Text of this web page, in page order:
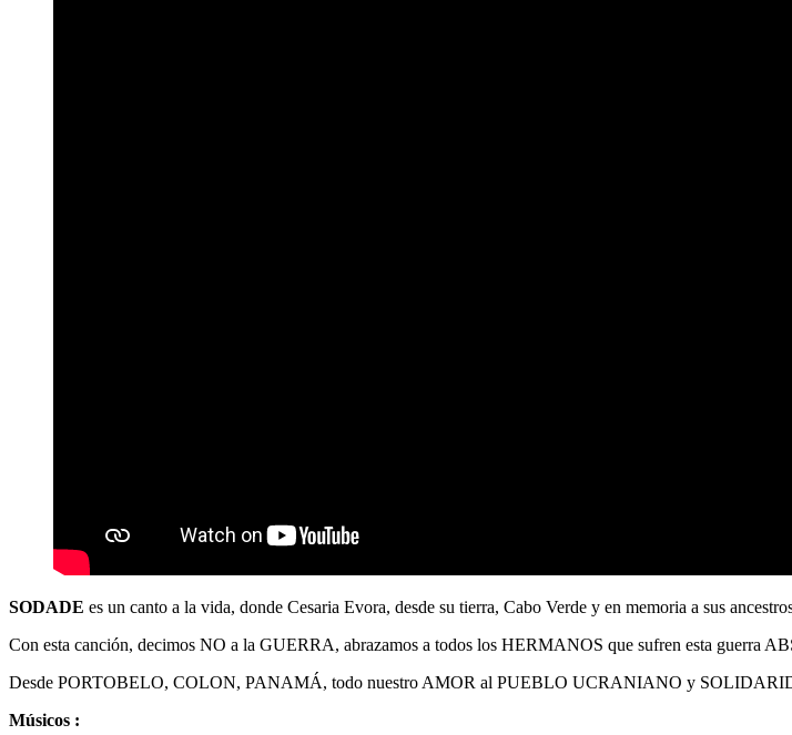
SODADE es un canto a la vida, donde Cesaria Evora, desde su tierra, Cabo Verde y en memoria a sus
Con esta canción, decimos NO a la GUERRA, abrazamos a todos los HERMANOS que sufren esta guerra
Desde PORTOBELO, COLON, PANAMÁ, todo nuestro AMOR al PUEBLO UCRANIANO y
Músicos :